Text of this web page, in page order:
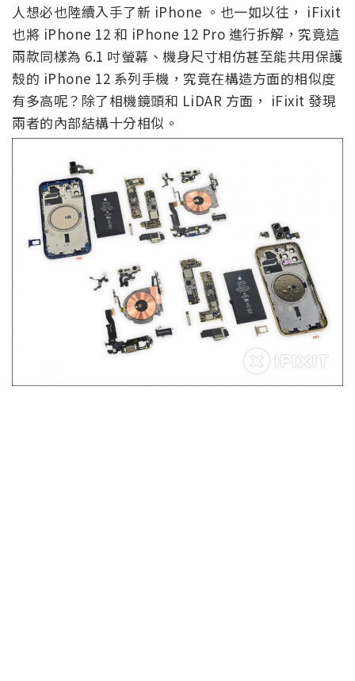
人想必也陸續入手了新 iPhone 。也一如以往， iFixit
也將 iPhone 12 和 iPhone 12 Pro 進行拆解，究竟這
兩款同樣為 6.1 吋螢幕、機身尺寸相仿甚至能共用保護
殼的 iPhone 12 系列手機，究竟在構造方面的相似度
有多高呢？除了相機鏡頭和 LiDAR 方面， iFixit 發現
兩者的內部結構十分相似。